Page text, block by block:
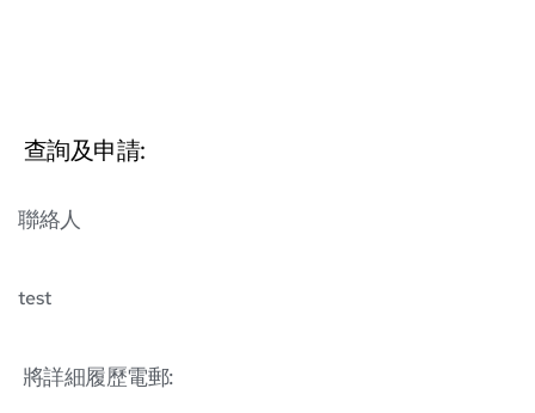
查詢及申請:
聯絡人
test
將詳細履歷電郵: